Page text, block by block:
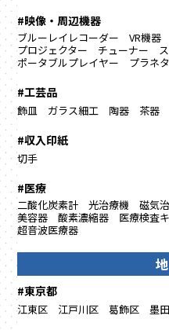
#映像・周辺機器
ブルーレイレコーダー VR機器
プロジェクター
チューナー
ポータブルプレイヤー
プラネ
#工芸品
飾皿 ガラス細工 陶器 茶器
#収入印紙
切手
#医療
二酸化炭素計 光治療機 磁気
美容器
酸素濃縮器 医療検査
超音波医療器
#東京都
江東区 江戸川区 葛飾区 墨